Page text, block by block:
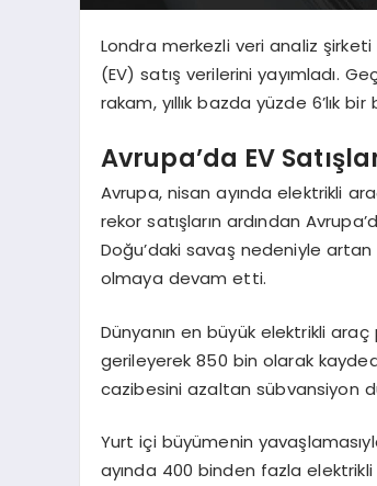
Londra merkezli veri analiz
(EV) satış verilerini yayımladı.
rakam, yıllık bazda yüzde 6’lık
Avrupa’da EV
Avrupa, nisan ayında elektrikli
rekor satışların ardından
Doğu’daki savaş nedeniyle
olmaya devam etti.
Dünyanın en büyük elektrikli araç
gerileyerek 850 bin olarak
cazibesini azaltan sübvansiyon
Yurt içi büyümenin
ayında 400 binden fazla